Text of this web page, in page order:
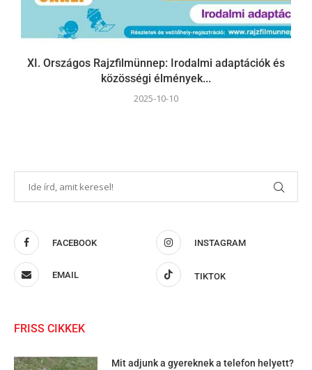
XI. Országos Rajzfilmünnep: Irodalmi adaptációk és
közösségi élmények...
2025-10-10
FACEBOOK INSTAGRAM
EMAIL TIKTOK
FRISS CIKKEK
Mit adjunk a gyereknek a telefon helyett?